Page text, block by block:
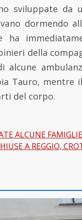
sviluppate da
dormendo
della
alcune
Tauro,
del corpo.
ALCUNE
A REGGIO,